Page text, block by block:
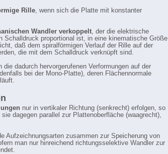
Rille, wenn sich die Platte mit konstanter
Wandler verkoppelt, der die elektrische
Schalldruck proportional ist, in eine kinematische Größe
daß dem spiralförmigen Verlauf der Rille auf der
die mit dem Schalldruck verknüpft sind.
die dadurch hervorgerufenen Verformungen auf der
bei der Mono-Platte), deren Flächennormale
nur in vertikaler Richtung (senkrecht) erfolgen, so
sie dagegen parallel zur Plattenoberfläche (waagrecht),
Aufzeichnungsarten zusammen zur Speicherung von
man nur hinreichend richtungsselektive Wandler zur